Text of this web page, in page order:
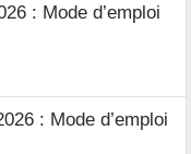
: Mode d’emploi
: Mode d’emploi